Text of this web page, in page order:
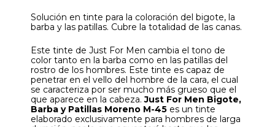
Solución en tinte para la coloración del bigote, la
barba y las patillas. Cubre la totalidad de las canas.
Este tinte de Just For Men cambia el tono de
color tanto en la barba como en las patillas del
rostro de los hombres. Este tinte es capaz de
penetrar en el vello del hombre de la cara, el cual
se caracteriza por ser mucho más grueso que el
que aparece en la cabeza.Just For Men Bigote,
Barba y Patillas Moreno M-45 es un tinte
elaborado exclusivamente para hombres de larga